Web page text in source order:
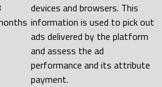
devices and browsers. This
information is used to pick out
ads delivered by the platform
and assess the ad
performance and its attribute
payment.